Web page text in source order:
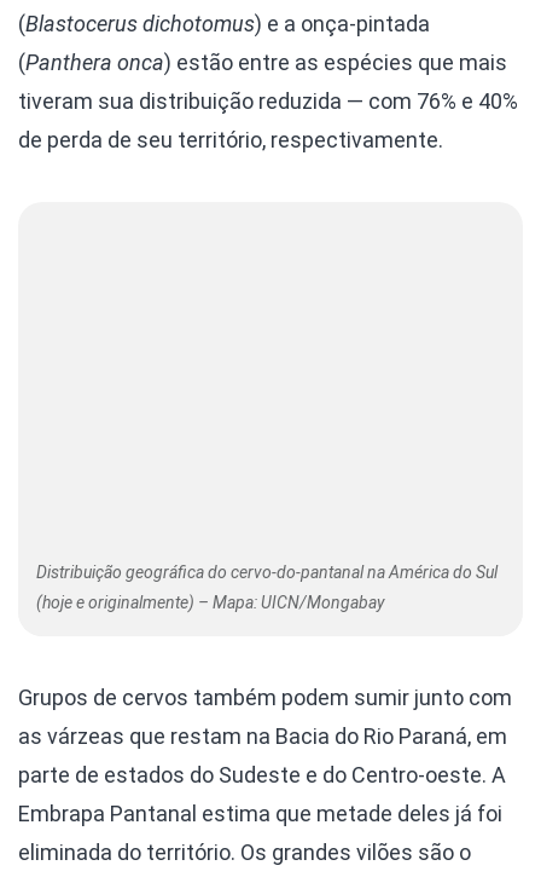
(Blastocerus dichotomus) e a onça-pintada
(Panthera onca) estão entre as espécies que mais
tiveram sua distribuição reduzida — com 76% e 40%
de perda de seu território, respectivamente.
Distribuição geográfica do cervo-do-pantanal na América do Sul
(hoje e originalmente) – Mapa: UICN/Mongabay
Grupos de cervos também podem sumir junto com
as várzeas que restam na Bacia do Rio Paraná, em
parte de estados do Sudeste e do Centro-oeste. A
Embrapa Pantanal estima que metade deles já foi
eliminada do território. Os grandes vilões são o